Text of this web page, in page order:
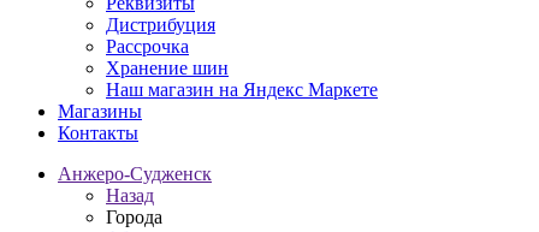
Дистрибуция
Рассрочка
Хранение шин
Наш магазин на Яндекс Маркете
Магазины
Контакты
Анжеро-Судженск
Назад
Города